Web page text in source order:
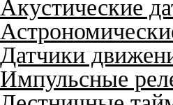
Акустические
Датчики
Импульсные